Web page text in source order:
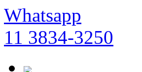
Whatsapp
11 3834-3250